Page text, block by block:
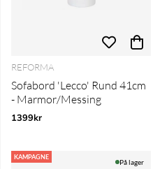
REFORMA
Sofabord 'Lecco' Rund 41cm
- Marmor/Messing
1399kr
KAMPAGNE
På lager